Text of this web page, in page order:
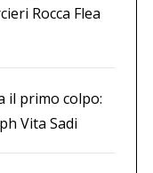
Rocca Flea
il primo colpo:
Vita Sadi